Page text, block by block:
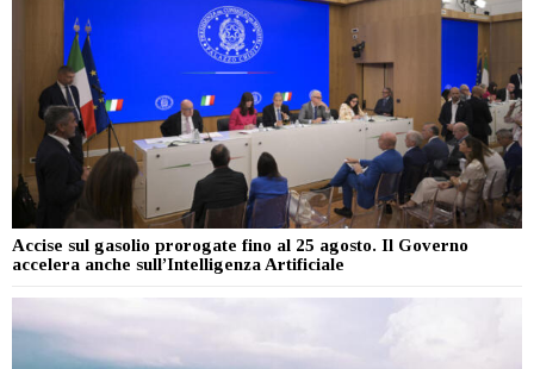
Accise sul gasolio prorogate fino al 25 agosto. Il Governo
accelera anche sull’Intelligenza Artificiale